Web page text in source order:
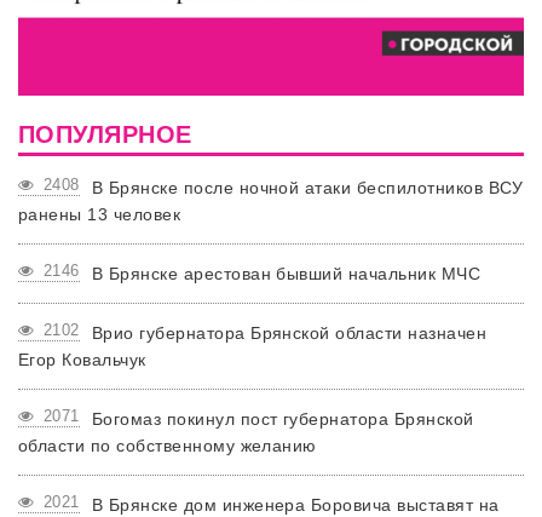
ПОПУЛЯРНОЕ
2408
В Брянске после ночной атаки беспилотников ВСУ
ранены 13 человек
2146 В Брянске арестован бывший начальник МЧС
2102
Врио губернатора Брянской области назначен
Егор Ковальчук
2071
Богомаз покинул пост губернатора Брянской
области по собственному желанию
2021
В Брянске дом инженера Боровича выставят на